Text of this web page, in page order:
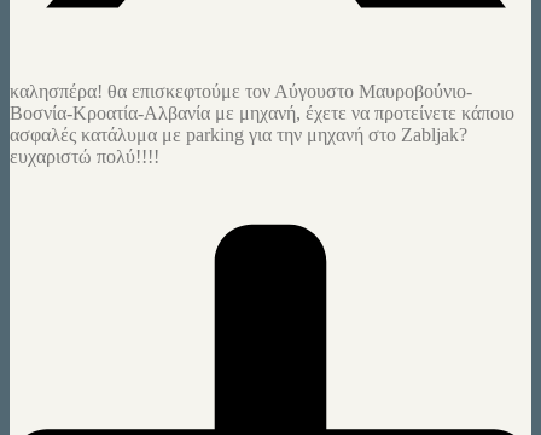
καλησπέρα! θα επισκεφτούμε τον Αύγουστο Μαυροβούνιο-
Βοσνία-Κροατία-Αλβανία με μηχανή, έχετε να προτείνετε κάποιο
ασφαλές κατάλυμα με parking για την μηχανή στο Zabljak?
ευχαριστώ πολύ!!!!